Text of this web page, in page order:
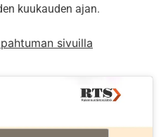
kuukauden ajan.
sivuilla